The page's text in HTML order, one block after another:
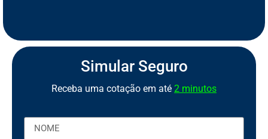
Simular Seguro
Receba uma cotação em até 2 minutos